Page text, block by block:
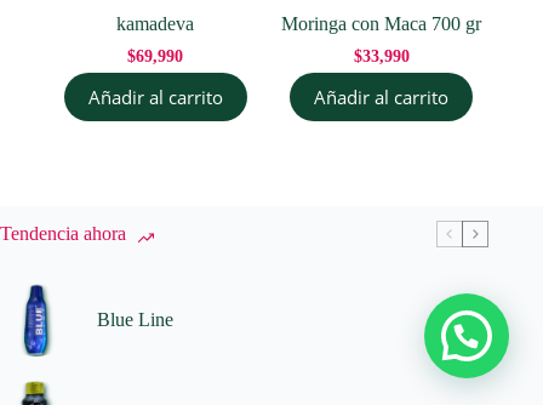
kamadeva
$69,990
Añadir al carrito
Moringa con Maca 700 gr
$33,990
Añadir al carrito
Tendencia ahora
Blue Line